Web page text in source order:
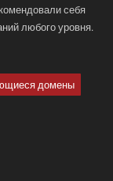
себя
любого уровня.
домены